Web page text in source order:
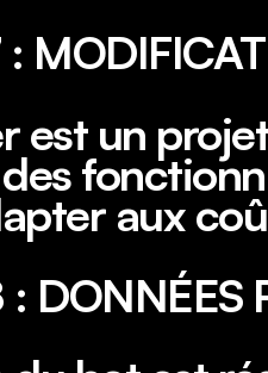
est un
aux
DONNÉES